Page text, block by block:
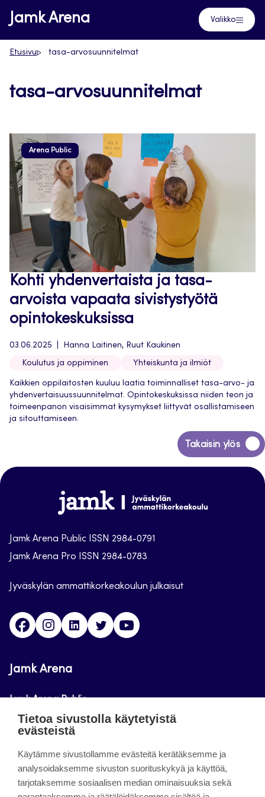
Siirry
suoraan
sisältöön
Jamk Arena Valikko
Etusivu tasa-arvosuunnitelmat
tasa-arvosuunnitelmat
Arena Public
Kohti yhdenvertaista ja tasa-
arvoista vapaata sivistystyötä
opintokeskuksissa
03.06.2025 Hanna Laitinen, Ruut Kaukinen
Koulutus ja oppiminen Yhteiskunta ja ilmiöt
Kaikkien oppilaitosten kuuluu laatia toiminnalliset tasa-arvo- ja
yhdenvertaisuussuunnitelmat. Opintokeskuksissa niiden teon ja
toimeenpanon visaisimmat kysymykset liittyvät osallistamiseen
ja sitouttamiseen.
Takaisin ylös
Siirry
takaisin
Jamk
Arena
Jamk Arena Public ISSN 2984-0791
Jamk Arena Pro ISSN 2984-0783
Jyväskylän ammattikorkeakoulun julkaisut
FacebookInstagramLinkedinTwitter
Jamk Arena
Jamk Arena Public
Jamk Arena Pro
Tietoa sivustosta
Tietoa sivustolla käytetyistä
evästeistä
Käytämme sivustollamme evästeitä kerätäksemme ja
analysoidaksemme sivuston suorituskykyä ja käyttöä,
tarjotaksemme sosiaalisen median ominaisuuksia sekä